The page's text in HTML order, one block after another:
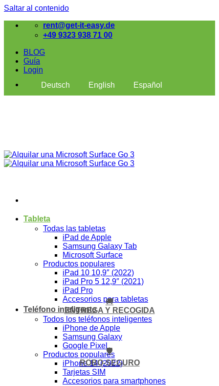
Saltar al contenido
rent@get-it-easy.de
+49 9323 938 71 00
BLOG
Guía
Login
Deutsch
English Español
Tableta
Todas las tabletas
iPad de Apple
Samsung Galaxy Tab
Microsoft Surface
Productos populares
iPad 10 10,9″ (2022)
iPad Pro 5 12,9″ (2021)
iPad Pro
Accesorios para tabletas
Teléfono inteligente
Todos los teléfonos inteligentes
iPhone de Apple
Samsung Galaxy
Google Pixel
Productos populares
iPhone 14 (2022)
Tarjetas SIM
Accesorios para smartphones
🚚
ENTREGA Y RECOGIDA
🛡️
ROBO-SEGURO